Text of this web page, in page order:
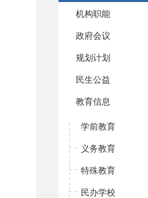
机构职能
政府会议
规划计划
民生公益
教育信息
学前教育
义务教育
特殊教育
民办学校